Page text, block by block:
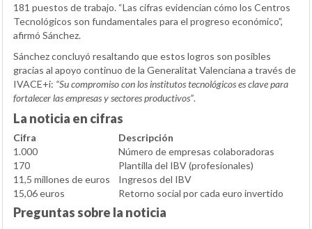
181 puestos de trabajo. “Las cifras evidencian cómo los Centros
Tecnológicos son fundamentales para el progreso económico”,
afirmó Sánchez.
Sánchez concluyó resaltando que estos logros son posibles
gracias al apoyo continuo de la Generalitat Valenciana a través de
IVACE+i: “Su compromiso con los institutos tecnológicos es clave para
fortalecer las empresas y sectores productivos”.
La noticia en cifras
Cifra
Descripción
1.000
Número de empresas colaboradoras
170
Plantilla del IBV (profesionales)
11,5 millones de euros
Ingresos del IBV
15,06 euros
Retorno social por cada euro invertido
Preguntas sobre la noticia